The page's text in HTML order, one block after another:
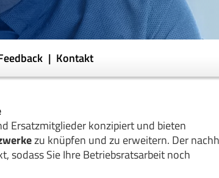
Kontakt
Ersatzmitglieder konzipiert und bieten
zu knüpfen und zu erweitern. Der
sodass Sie Ihre Betriebsratsarbeit noch